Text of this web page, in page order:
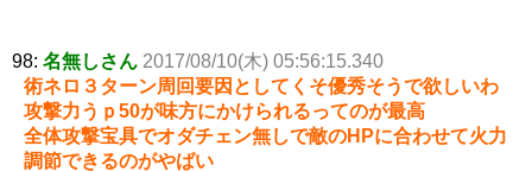
98: 名無しさん 2017/08/10(木) 05:56:15.340
術ネロ３ターン周回要因としてくそ優秀そうで欲しいわ
攻撃力うｐ50が味方にかけられるってのが最高
全体攻撃宝具でオダチェン無しで敵のHPに合わせて火力
調節できるのがやばい